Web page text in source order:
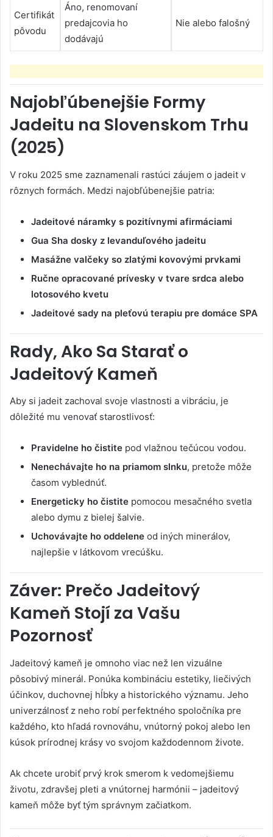
Certifikát
pôvodu
Áno, renomovaní
predajcovia ho
dodávajú
Nie alebo falošný
Najobľúbenejšie Formy
Jadeitu na Slovenskom Trhu
(2025)
V roku 2025 sme zaznamenali rastúci záujem o jadeit v
rôznych formách. Medzi najobľúbenejšie patria:
Jadeitové náramky s pozitívnymi afirmáciami
Gua Sha dosky z levanduľového jadeitu
Masážne valčeky so zlatými kovovými prvkami
Ručne opracované prívesky v tvare srdca alebo
lotosového kvetu
Jadeitové sady na pleťovú terapiu pre domáce SPA
Rady, Ako Sa Starať o
Jadeitový Kameň
Aby si jadeit zachoval svoje vlastnosti a vibráciu, je
dôležité mu venovať starostlivosť:
Pravidelne ho čistite pod vlažnou tečúcou vodou.
Nenechávajte ho na priamom slnku, pretože môže
časom vyblednúť.
Energeticky ho čistite pomocou mesačného svetla
alebo dymu z bielej šalvie.
Uchovávajte ho oddelene od iných minerálov,
najlepšie v látkovom vrecúšku.
Záver: Prečo Jadeitový
Kameň Stojí za Vašu
Pozornosť
Jadeitový kameň je omnoho viac než len vizuálne
pôsobivý minerál. Ponúka kombináciu estetiky, liečivých
účinkov, duchovnej hĺbky a historického významu. Jeho
univerzálnosť z neho robí perfektného spoločníka pre
každého, kto hľadá rovnováhu, vnútorný pokoj alebo len
kúsok prírodnej krásy vo svojom každodennom živote.
Ak chcete urobiť prvý krok smerom k vedomejšiemu
životu, zdravšej pleti a vnútornej harmónii – jadeitový
kameň môže byť tým správnym začiatkom.